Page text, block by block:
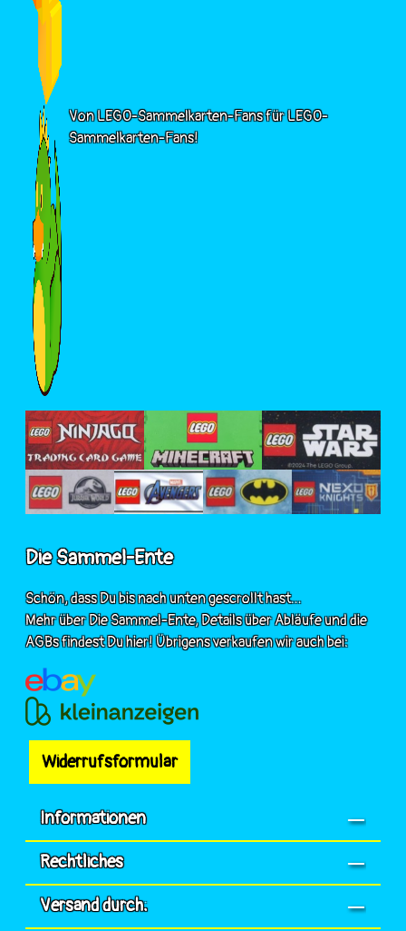
Von LEGO-Sammelkarten-Fans für LEGO-
Sammelkarten-Fans!
Die Sammel-Ente
Schön, dass Du bis nach unten gescrollt hast...
Mehr über Die Sammel-Ente, Details über Abläufe und die
AGBs findest Du hier! Übrigens verkaufen wir auch bei:
Widerrufsformular
Informationen
Rechtliches
Versand durch: